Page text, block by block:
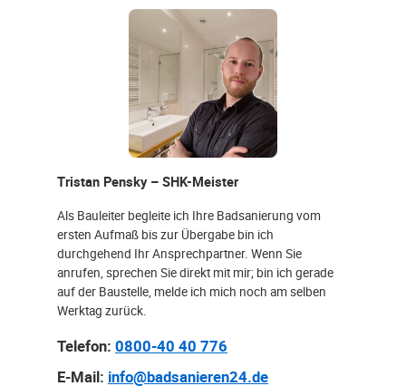
Tristan Pensky – SHK-Meister
Als Bauleiter begleite ich Ihre Badsanierung vom
ersten Aufmaß bis zur Übergabe bin ich
durchgehend Ihr Ansprechpartner. Wenn Sie
anrufen, sprechen Sie direkt mit mir; bin ich gerade
auf der Baustelle, melde ich mich noch am selben
Werktag zurück.
Telefon: 0800-40 40 776
E-Mail: info@badsanieren24.de